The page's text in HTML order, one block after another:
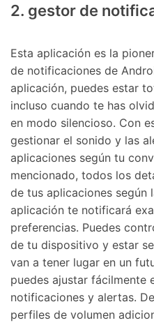
2. gestor de
Esta aplicación es la
de notificaciones de
aplicación, puedes estar
incluso cuando te has
en modo silencioso. Con
gestionar el sonido y las
aplicaciones según tu
mencionado, todos los
de tus aplicaciones según
aplicación te notificará
preferencias. Puedes
de tu dispositivo y estar
van a tener lugar en un
puedes ajustar fácilmente
notificaciones y alertas.
perfiles de volumen